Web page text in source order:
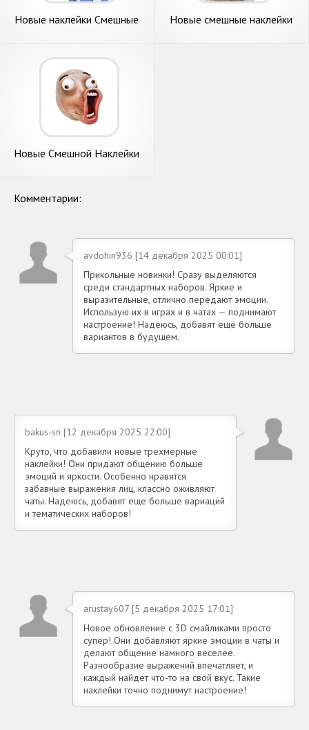
Новые наклейки Смешные
Новые смешные наклейки
Новые Смешной Наклейки
Комментарии:
avdohin936 [14 декабря 2025 00:01]
Прикольные новинки! Сразу выделяются
среди стандартных наборов. Яркие и
выразительные, отлично передают эмоции.
Использую их в играх и в чатах — поднимают
настроение! Надеюсь, добавят ещё больше
вариантов в будущем.
bakus-sn [12 декабря 2025 22:00]
Круто, что добавили новые трехмерные
наклейки! Они придают общению больше
эмоций и яркости. Особенно нравятся
забавные выражения лиц, классно оживляют
чаты. Надеюсь, добавят еще больше вариаций
и тематических наборов!
arustay607 [5 декабря 2025 17:01]
Новое обновление с 3D смайликами просто
супер! Они добавляют яркие эмоции в чаты и
делают общение намного веселее.
Разнообразие выражений впечатляет, и
каждый найдет что-то на свой вкус. Такие
наклейки точно поднимут настроение!